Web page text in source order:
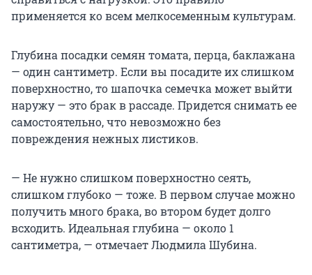
применяется ко всем мелкосеменным культурам.
Глубина посадки семян томата, перца, баклажана
— один сантиметр. Если вы посадите их слишком
поверхностно, то шапочка семечка может выйти
наружу — это брак в рассаде. Придется снимать ее
самостоятельно, что невозможно без
повреждения нежных листиков.
— Не нужно слишком поверхностно сеять,
слишком глубоко — тоже. В первом случае можно
получить много брака, во втором будет долго
всходить. Идеальная глубина — около 1
сантиметра, — отмечает Людмила Шубина.